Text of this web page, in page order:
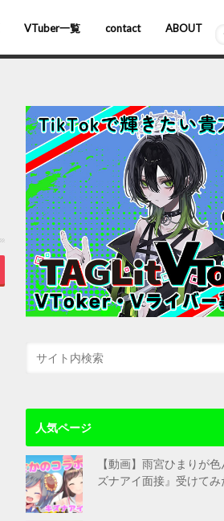
VTuber一覧
バーチャルYouTuber
VR/AR
ホロライブ
にじさんじ
ななしいんく
ぶいすぽっ！
contact ABOUT
人気ページ
【動画】雨宮ひまりが
ズナアイ面接』受けてみ